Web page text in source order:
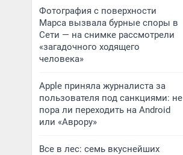
Фотография с поверхности
Марса вызвала бурные споры в
Сети — на снимке рассмотрели
«загадочного ходящего
человека»
Apple приняла журналиста за
пользователя под санкциями: не
пора ли переходить на Android
или «Аврору»
Все в лес: семь вкуснейших